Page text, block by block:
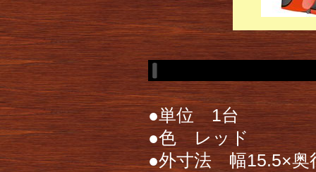
●単位 1台
●色 レッド
●外寸法 幅15.5×奥